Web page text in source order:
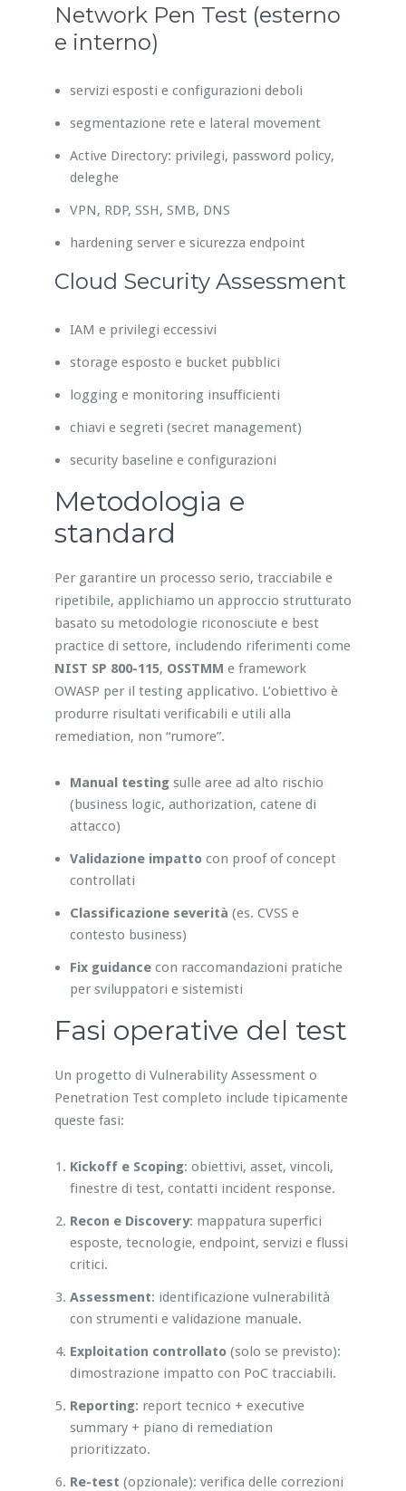
Network Pen Test (esterno
e interno)
servizi esposti e configurazioni deboli
segmentazione rete e lateral movement
Active Directory: privilegi, password policy,
deleghe
VPN, RDP, SSH, SMB, DNS
hardening server e sicurezza endpoint
Cloud Security Assessment
IAM e privilegi eccessivi
storage esposto e bucket pubblici
logging e monitoring insufficienti
chiavi e segreti (secret management)
security baseline e configurazioni
Metodologia e
standard
Per garantire un processo serio, tracciabile e
ripetibile, applichiamo un approccio strutturato
basato su metodologie riconosciute e best
practice di settore, includendo riferimenti come
NIST SP 800-115, OSSTMM e framework
OWASP per il testing applicativo. L’obiettivo è
produrre risultati verificabili e utili alla
remediation, non “rumore”.
Manual testingsulle aree ad alto rischio
(business logic, authorization, catene di
attacco)
Validazione impattocon proof of concept
controllati
Classificazione severità (es. CVSS e
contesto business)
Fix guidancecon raccomandazioni pratiche
per sviluppatori e sistemisti
Fasi operative del test
Un progetto di Vulnerability Assessment o
Penetration Test completo include tipicamente
queste fasi:
Kickoff e Scoping: obiettivi, asset, vincoli,
finestre di test, contatti incident response.
Recon e Discovery: mappatura superfici
esposte, tecnologie, endpoint, servizi e flussi
critici.
Assessment: identificazione vulnerabilità
con strumenti e validazione manuale.
Exploitation controllato(solo se previsto):
dimostrazione impatto con PoC tracciabili.
Reporting: report tecnico + executive
summary + piano di remediation
prioritizzato.
Re-test (opzionale): verifica delle correzioni